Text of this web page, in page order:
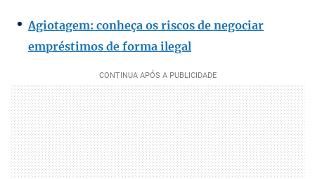
Agiotagem: conheça os riscos de negociar
empréstimos de forma ilegal